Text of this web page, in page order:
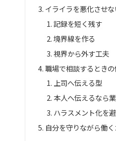
イライラを悪化させ
記録を短く残す
境界線を作る
視界から外す工夫
職場で相談するとき
上司へ伝える型
本人へ伝えるなら
ハラスメント化を
自分を守りながら働